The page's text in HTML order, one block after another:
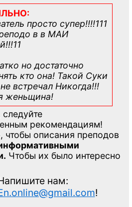
просто супер!!!!111
в в МАИ
но достаточно
кто она! Такой Суки
встречал Никогда!!!
женьщина!
рекомендациям!
чтобы описания преподов
Чтобы их было интересно
нам:
!